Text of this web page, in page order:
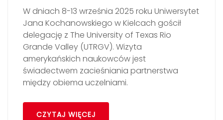
W dniach 8-13 września 2025 roku Uniwersytet
Jana Kochanowskiego w Kielcach gościł
delegację z The University of Texas Rio
Grande Valley (UTRGV). Wizyta
amerykańskich naukowców jest
świadectwem zacieśniania partnerstwa
między obiema uczelniami.
CZYTAJ WIĘCEJ